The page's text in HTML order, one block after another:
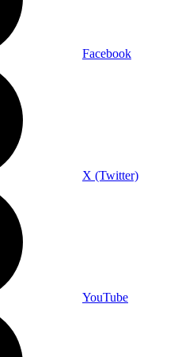
Facebook
X (Twitter)
YouTube